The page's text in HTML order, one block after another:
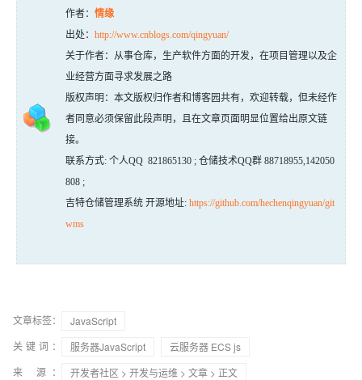
作者： 情缘
出处： http://www.cnblogs.com/qingyuan/
关于作者：从事仓库，生产软件方面的开发，在项目管理以及企
业经营方面寻求发展之路
版权声明：本文版权归作者和博客园共有，欢迎转载，但未经作
者同意必须保留此段声明，且在文章页面明显位置给出原文链
接。
联系方式: 个人QQ 821865130 ; 仓储技术QQ群 88718955,142050
808 ;
吉特仓储管理系统 开源地址: https://github.com/hechenqingyuan/git
wms
文章标签：
JavaScript
关键词：
服务器JavaScript
云服务器 ECS js
来 源：
开发者社区 > 开发与运维 > 文章 > 正文